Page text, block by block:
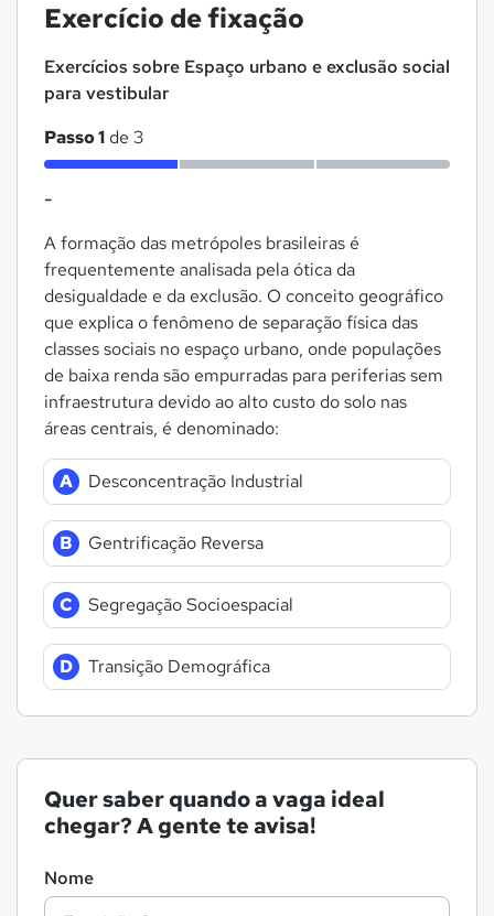
Exercício de fixação
Exercícios sobre Espaço urbano e exclusão social
para vestibular
Passo 1de 3
-
A formação das metrópoles brasileiras é
frequentemente analisada pela ótica da
desigualdade e da exclusão. O conceito geográfico
que explica o fenômeno de separação física das
classes sociais no espaço urbano, onde populações
de baixa renda são empurradas para periferias sem
infraestrutura devido ao alto custo do solo nas
áreas centrais, é denominado:
A Desconcentração Industrial
B Gentrificação Reversa
C Segregação Socioespacial
D Transição Demográfica
Quer saber quando a vaga ideal
chegar? A gente te avisa!
Nome